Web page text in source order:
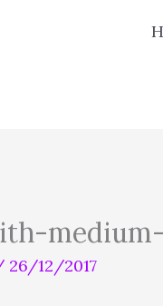
26/12/2017